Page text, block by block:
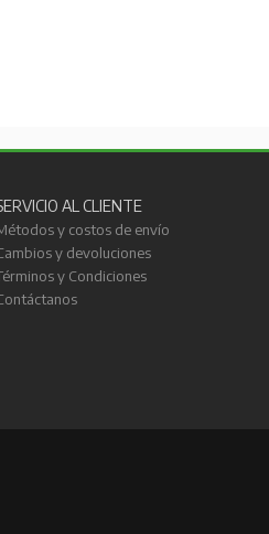
AL CLIENTE
y costos de envío
y devoluciones
y Condiciones